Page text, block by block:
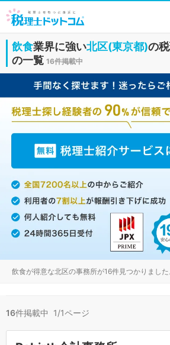
飲食業界に強い北区(東京都)の
の一覧 16件掲載中
飲食が得意な北区の事務所が16件見つかりました
16件掲載中 1/1ページ